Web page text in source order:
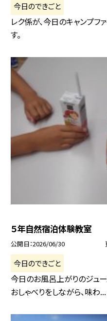
今日のできごと
レク係が、今日のキャンプフ
す。
５年自然宿泊体験教室
公開日 2026/06/30
今日のできごと
今日のお風呂上がりのジュー
おしゃべりをしながら、味わ...